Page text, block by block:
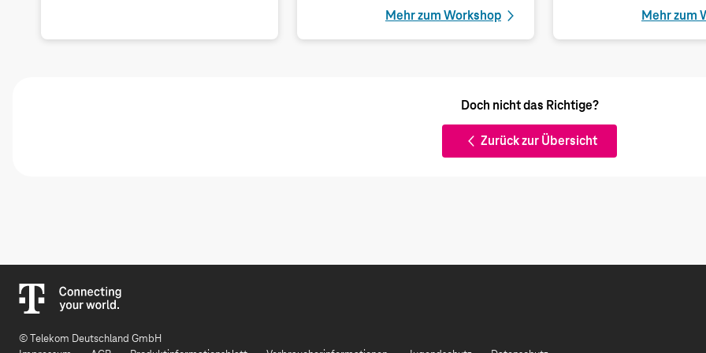
Mehr zum Workshop
Mehr zum
Doch nicht das Richtige?
Zurück zur Übersicht
© Telekom Deutschland GmbH